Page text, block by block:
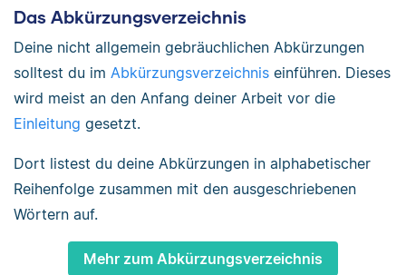
Das Abkürzungsverzeichnis
Deine nicht allgemein gebräuchlichen Abkürzungen
solltest du im Abkürzungsverzeichnis einführen. Dieses
wird meist an den Anfang deiner Arbeit vor die
Einleitung gesetzt.
Dort listest du deine Abkürzungen in alphabetischer
Reihenfolge zusammen mit den ausgeschriebenen
Wörtern auf.
Mehr zum Abkürzungsverzeichnis